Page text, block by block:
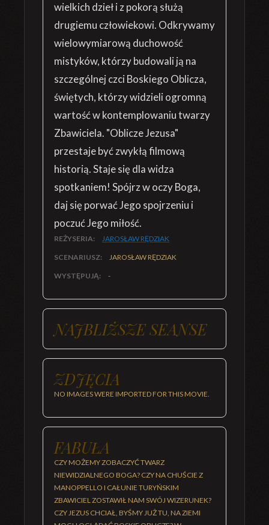
wielkich dzieł i z pokorą służą
drugiemu człowiekowi. Odkrywamy
wielowymiarową duchowość
mistyków, którzy budowali ją na
szczególnej czci Boskiego Oblicza,
świętych, którzy widzieli ogromną
wartość w kontemplowaniu twarzy
Zbawiciela. "Oblicze Jezusa"
przestaje być zwykłą filmową
historią. Staje się dla widza
spotkaniem! Spójrz w oczy Boga,
daj się porwać Jego spojrzeniu i
poczuć Jego miłość.
REŻYSERIA: JAROSŁAW RĘDZIAK
SCENARIUSZ: JAROSŁAW RĘDZIAK
WYSTĘPUJĄ: -
NAJBLIŻSZE SEANSE
ZDJĘCIA
NO IMAGES WERE IMPORTED FOR THIS MOVIE.
FABUŁA
CZY MOŻEMY ZOBACZYĆ TWARZ
NIEWIDZIALNEGO BOGA? CZY NA CHUŚCIE Z
MANOPPELLO I CAŁUNIE TURYŃSKIM
ZBAWICIEL ZOSTAWIŁ NAM SWÓJ WIZERUNEK?
CZY JEZUS CHCIAŁ, BYŚMY JUŻ TU, NA ZIEMI